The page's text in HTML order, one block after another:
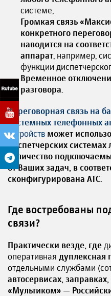
системе,
Громкая связь
конкретного
наводится на
аппарат, например,
функции
Временное
разговора.
Переговорная связь на
системных телефонных
устройств может
диспетчерских системах
количество
от Ваших задач, в
сконфигурирована АТС.
Где востребованы
связи?
Практически везде, где
оперативная дуплексная
отдельными службами
автосервисах,
«Мультиком» —